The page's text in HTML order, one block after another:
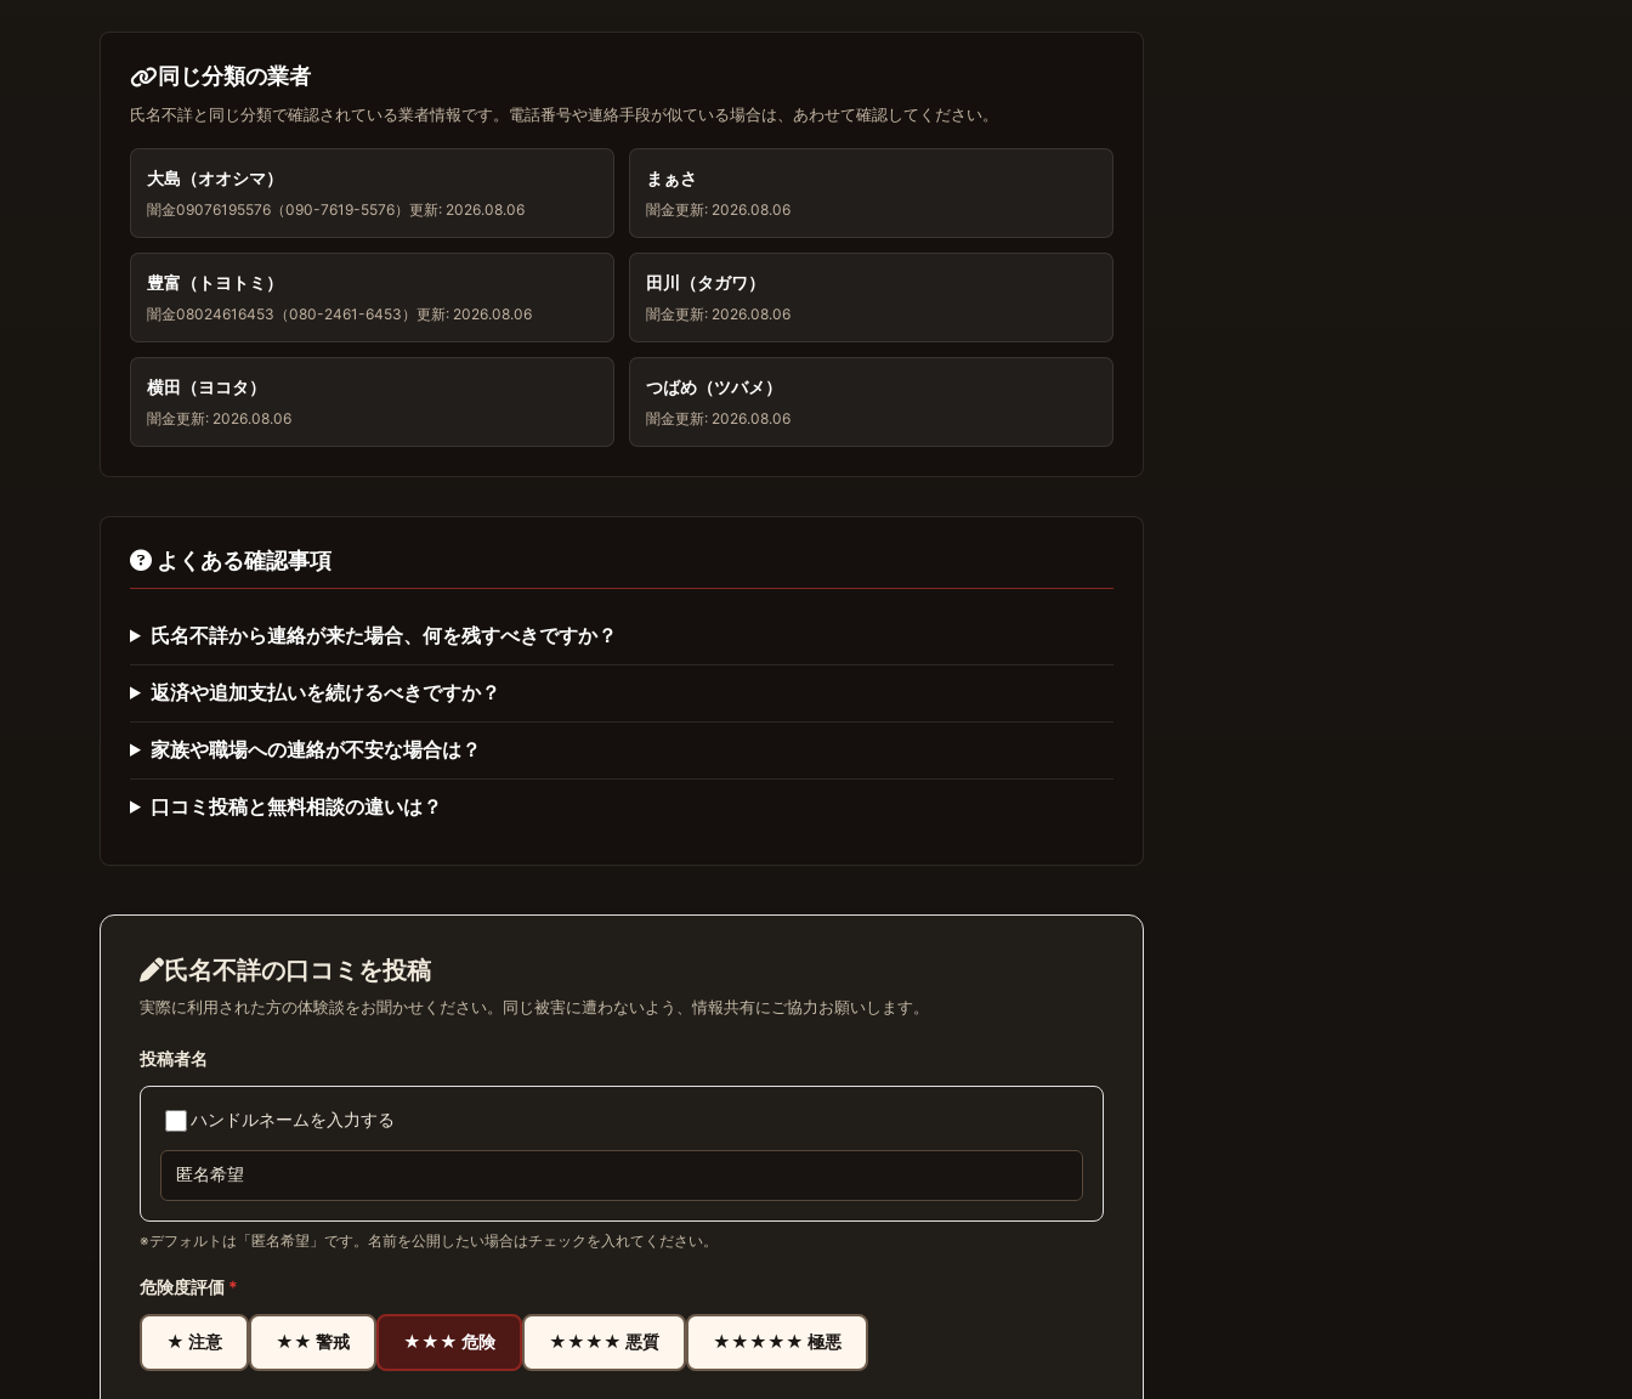
同じ分類の業者
氏名不詳と同じ分類で確認されている業者情報です。電話番号や連絡手段が似ている場合は、あわせて確認してください。
大島（オオシマ）
闇金09076195576（090-7619-5576） 更新: 2026.08.06
まぁさ
闇金更新: 2026.08.06
豊富（トヨトミ）
闇金08024616453（080-2461-6453） 更新: 2026.08.06
田川（タガワ）
闇金更新: 2026.08.06
横田（ヨコタ）
闇金更新: 2026.08.06
つばめ（ツバメ）
闇金更新: 2026.08.06
よくある確認事項
氏名不詳から連絡が来た場合、何を残すべきですか？
返済や追加支払いを続けるべきですか？
家族や職場への連絡が不安な場合は？
口コミ投稿と無料相談の違いは？
氏名不詳の口コミを投稿
実際に利用された方の体験談をお聞かせください。同じ被害に遭わないよう、情報共有にご協力お願いします。
投稿者名
ハンドルネームを入力する
※デフォルトは「匿名希望」です。名前を公開したい場合はチェックを入れてください。
危険度評価 *
★ 注意 ★★ 警戒 ★★★ 危険 ★★★★ 悪質 ★★★★★ 極悪